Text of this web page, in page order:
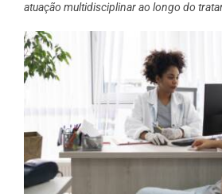
atuação multidisciplinar ao longo do